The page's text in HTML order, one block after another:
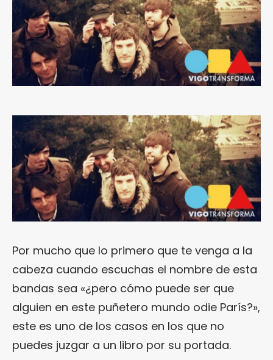
Por mucho que lo primero que te venga a la
cabeza cuando escuchas el nombre de esta
bandas sea «¿pero cómo puede ser que
alguien en este puñetero mundo odie París?»,
este es uno de los casos en los que no
puedes juzgar a un libro por su portada.